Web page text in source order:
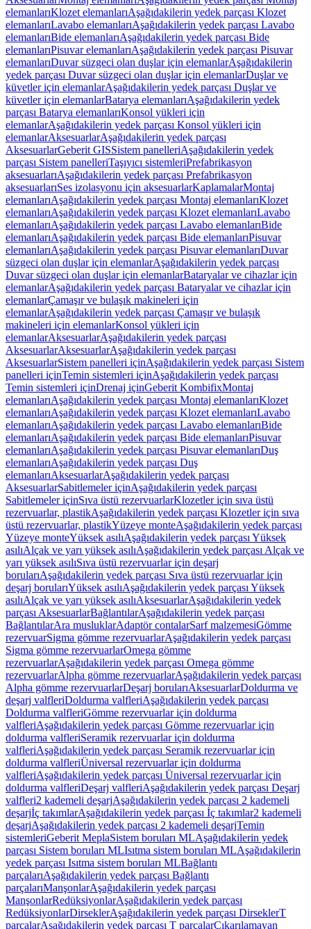
elemanlarıKlozet elemanlarıAşağıdakilerin yedek parçası Klozet
elemanlarıLavabo elemanlarıAşağıdakilerin yedek parçası Lavabo
elemanlarıBide elemanlarıAşağıdakilerin yedek parçası Bide
elemanlarıPisuvar elemanlarıAşağıdakilerin yedek parçası Pisuvar
elemanlarıDuvar süzgeci olan duşlar için elemanlarAşağıdakilerin
yedek parçası Duvar süzgeci olan duşlar için elemanlarDuşlar ve
küvetler için elemanlarAşağıdakilerin yedek parçası Duşlar ve
küvetler için elemanlarBatarya elemanlarıAşağıdakilerin yedek
parçası Batarya elemanlarıKonsol yükleri için
elemanlarAşağıdakilerin yedek parçası Konsol yükleri için
elemanlarAksesuarlarAşağıdakilerin yedek parçası
AksesuarlarGeberit GISSistem panelleriAşağıdakilerin yedek
parçası Sistem panelleriTaşıyıcı sistemleriPrefabrikasyon
aksesuarlarıAşağıdakilerin yedek parçası Prefabrikasyon
aksesuarlarıSes izolasyonu için aksesuarlarKaplamalarMontaj
elemanlarıAşağıdakilerin yedek parçası Montaj elemanlarıKlozet
elemanlarıAşağıdakilerin yedek parçası Klozet elemanlarıLavabo
elemanlarıAşağıdakilerin yedek parçası Lavabo elemanlarıBide
elemanlarıAşağıdakilerin yedek parçası Bide elemanlarıPisuvar
elemanlarıAşağıdakilerin yedek parçası Pisuvar elemanlarıDuvar
süzgeci olan duşlar için elemanlarAşağıdakilerin yedek parçası
Duvar süzgeci olan duşlar için elemanlarBataryalar ve cihazlar için
elemanlarAşağıdakilerin yedek parçası Bataryalar ve cihazlar için
elemanlarÇamaşır ve bulaşık makineleri için
elemanlarAşağıdakilerin yedek parçası Çamaşır ve bulaşık
makineleri için elemanlarKonsol yükleri için
elemanlarAksesuarlarAşağıdakilerin yedek parçası
AksesuarlarAksesuarlarAşağıdakilerin yedek parçası
AksesuarlarSistem panelleri içinAşağıdakilerin yedek parçası Sistem
panelleri içinTemin sistemleri içinAşağıdakilerin yedek parçası
Temin sistemleri içinDrenaj içinGeberit KombifixMontaj
elemanlarıAşağıdakilerin yedek parçası Montaj elemanlarıKlozet
elemanlarıAşağıdakilerin yedek parçası Klozet elemanlarıLavabo
elemanlarıAşağıdakilerin yedek parçası Lavabo elemanlarıBide
elemanlarıAşağıdakilerin yedek parçası Bide elemanlarıPisuvar
elemanlarıAşağıdakilerin yedek parçası Pisuvar elemanlarıDuş
elemanlarıAşağıdakilerin yedek parçası Duş
elemanlarıAksesuarlarAşağıdakilerin yedek parçası
AksesuarlarSabitlemeler içinAşağıdakilerin yedek parçası
Sabitlemeler içinSıva üstü rezervuarlarKlozetler için sıva üstü
rezervuarlar, plastikAşağıdakilerin yedek parçası Klozetler için sıva
üstü rezervuarlar, plastikYüzeye monteAşağıdakilerin yedek parçası
Yüzeye monteYüksek asılıAşağıdakilerin yedek parçası Yüksek
asılıAlçak ve yarı yüksek asılıAşağıdakilerin yedek parçası Alçak ve
yarı yüksek asılıSıva üstü rezervuarlar için deşarj
borularıAşağıdakilerin yedek parçası Sıva üstü rezervuarlar için
deşarj borularıYüksek asılıAşağıdakilerin yedek parçası Yüksek
asılıAlçak ve yarı yüksek asılıAksesuarlarAşağıdakilerin yedek
parçası AksesuarlarBağlantılarAşağıdakilerin yedek parçası
BağlantılarAra musluklarAdaptör contalarSarf malzemesiGömme
rezervuarSigma gömme rezervuarlarAşağıdakilerin yedek parçası
Sigma gömme rezervuarlarOmega gömme
rezervuarlarAşağıdakilerin yedek parçası Omega gömme
rezervuarlarAlpha gömme rezervuarlarAşağıdakilerin yedek parçası
Alpha gömme rezervuarlarDeşarj borularıAksesuarlarDoldurma ve
deşarj valfleriDoldurma valfleriAşağıdakilerin yedek parçası
Doldurma valfleriGömme rezervuarlar için doldurma
valfleriAşağıdakilerin yedek parçası Gömme rezervuarlar için
doldurma valfleriSeramik rezervuarlar için doldurma
valfleriAşağıdakilerin yedek parçası Seramik rezervuarlar için
doldurma valfleriÜniversal rezervuarlar için doldurma
valfleriAşağıdakilerin yedek parçası Üniversal rezervuarlar için
doldurma valfleriDeşarj valfleriAşağıdakilerin yedek parçası Deşarj
valfleri2 kademeli deşarjAşağıdakilerin yedek parçası 2 kademeli
deşarjİç takımlarAşağıdakilerin yedek parçası İç takımlar2 kademeli
deşarjAşağıdakilerin yedek parçası 2 kademeli deşarjTemin
sistemleriGeberit MeplaSistem boruları MLAşağıdakilerin yedek
parçası Sistem boruları MLIsıtma sistem boruları MLAşağıdakilerin
yedek parçası Isıtma sistem boruları MLBağlantı
parçalarıAşağıdakilerin yedek parçası Bağlantı
parçalarıManşonlarAşağıdakilerin yedek parçası
ManşonlarRedüksiyonlarAşağıdakilerin yedek parçası
RedüksiyonlarDirseklerAşağıdakilerin yedek parçası DirseklerT
parçalarAşağıdakilerin yedek parçası T parçalarÇıkarılamayan